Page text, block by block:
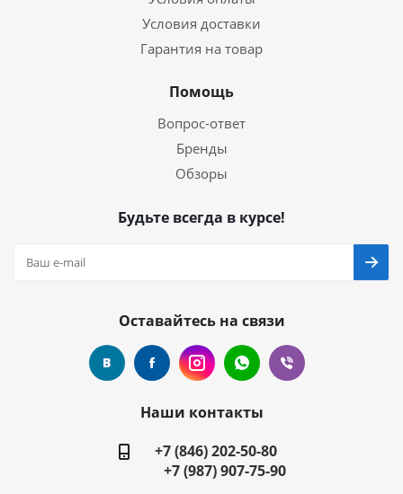
Условия доставки
Гарантия на товар
Помощь
Вопрос-ответ
Бренды
Обзоры
Будьте всегда в курсе!
Оставайтесь на связи
Наши контакты
+7 (846) 202-50-80
+7 (987) 907-75-90